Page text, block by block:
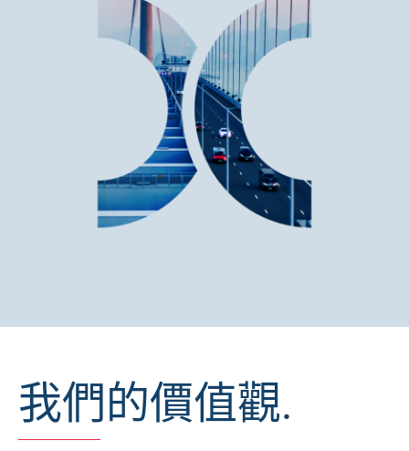
我們的價值觀.